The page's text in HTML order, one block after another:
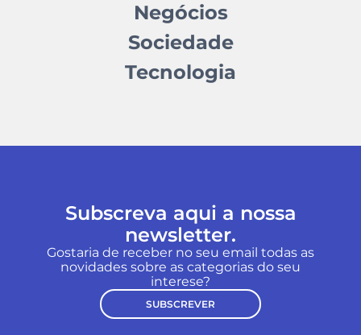
Negócios
Sociedade
Tecnologia
Subscreva aqui a nossa
newsletter.
Gostaria de receber no seu email todas as
novidades sobre as categorias do seu
interese?
SUBSCREVER